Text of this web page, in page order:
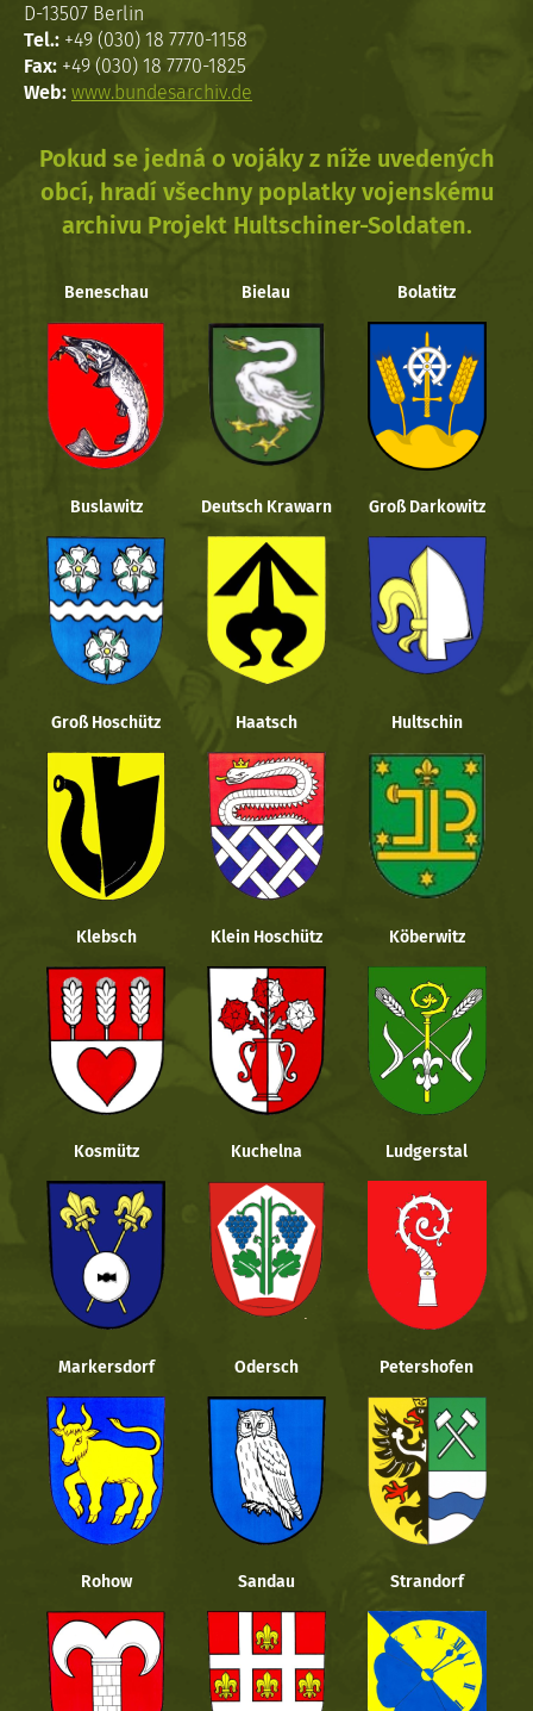
D-13507 Berlin
Tel.: +49 (030) 18 7770-1158
Fax: +49 (030) 18 7770-1825
Web: www.bundesarchiv.de
Pokud se jedná o vojáky z níže uvedených
obcí, hradí všechny poplatky vojenskému
archivu Projekt Hultschiner-Soldaten.
Beneschau Bielau Bolatitz
Buslawitz Deutsch Krawarn Groß Darkowitz
Groß Hoschütz Haatsch Hultschin
Klebsch Klein Hoschütz Köberwitz
Kosmütz Kuchelna Ludgerstal
Markersdorf Odersch Petershofen
Rohow Sandau Strandorf